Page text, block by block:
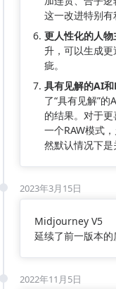
这一改进特别有
更人性化的人物
升，可以生成
疵。
具有见解的AI和
了“具有见解”
的结果。对于更
一个RAW模式
然默认情况下是
2023年3月15日
Midjourney V5
延续了前一版本的
2022年11月5日